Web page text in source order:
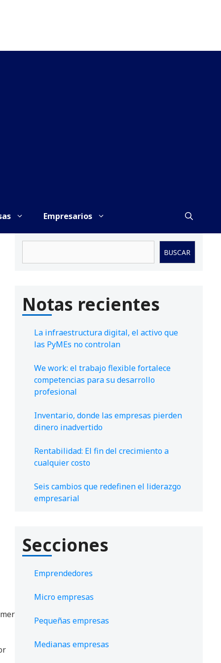
Empresarios
BUSCAR
Notas recientes
La infraestructura digital, el activo que
las PyMEs no controlan
We work: el trabajo flexible fortalece
competencias para su desarrollo
profesional
Inventario, donde las empresas pierden
dinero inadvertido
Rentabilidad: El fin del crecimiento a
cualquier costo
Seis cambios que redefinen el liderazgo
empresarial
Secciones
Emprendedores
Micro empresas
Pequeñas empresas
Medianas empresas